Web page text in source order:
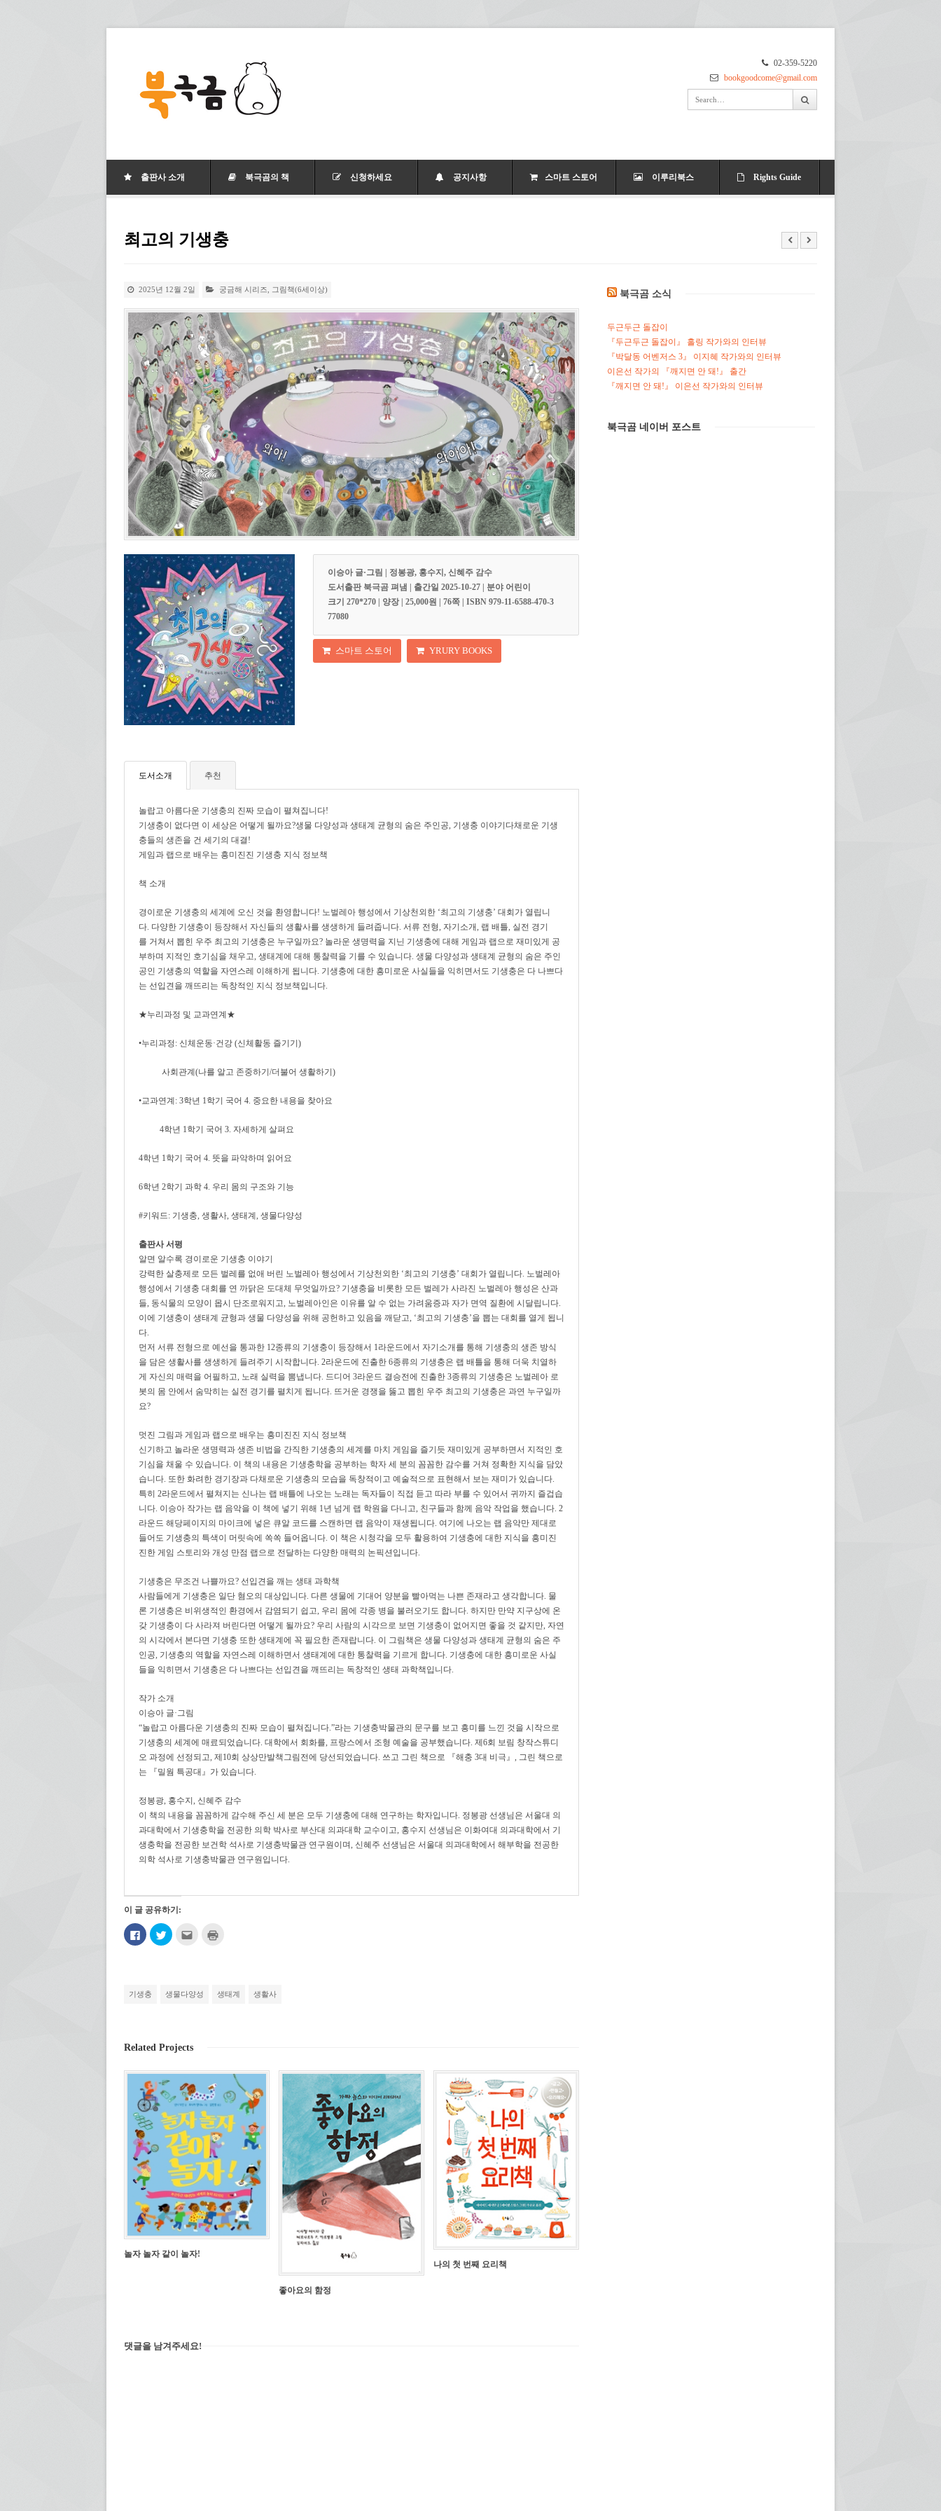
02-359-5220
bookgoodcome@gmail.com
출판사 소개 북극곰의 책 신청하세요 공지사항 스마트 스토어 이루리북스 Rights Guide
최고의 기생충
2025년 12월 2일 궁금해 시리즈 그림책(6세이상)
이승아 글·그림 | 정봉광, 홍수지, 신혜주 감수
도서출판 북극곰 펴냄 | 출간일 2025-10-27 | 분야 어린이
크기 270*270 | 양장 | 25,000원 | 76쪽 | ISBN 979-11-6588-470-3
77080
스마트 스토어 YRURY BOOKS
도서소개 추천
놀랍고 아름다운 기생충의 진짜 모습이 펼쳐집니다!
기생충이 없다면 이 세상은 어떻게 될까요?생물 다양성과 생태계 균형의 숨은 주인공, 기생충 이야기다채로운 기생
충들의 생존을 건 세기의 대결!
게임과 랩으로 배우는 흥미진진 기생충 지식 정보책
책 소개
경이로운 기생충의 세계에 오신 것을 환영합니다! 노벌레아 행성에서 기상천외한 ‘최고의 기생충’ 대회가 열 립니
다. 다양한 기생충이 등장해서 자신들의 생활사를 생생하게 들려줍니다. 서류 전형, 자기소개, 랩 배틀, 실전 경기
를 거쳐서 뽑힌 우주 최고의 기생충은 누구일까요? 놀라운 생명력을 지닌 기생충에 대해 게임과 랩으로 재미있게 공
부하며 지적인 호기심 을 채우고, 생태계에 대해 통찰력을 기 를 수 있습니다. 생물 다양성과 생태계 균형의 숨은 주인
공인 기생충의 역할을 자연스레 이해하게 됩니다. 기생충에 대한 흥미로운 사실들을 익히면서도 기생충은 다 나쁘다
는 선입견을 깨뜨리는 독창적인 지식 정보책입니다.
★누리과정 및 교과연계★
•누리과정: 신체운동·건강 (신체활동 즐기기)
사회관계(나를 알고 존중하기/더불어 생활하기)
•교과연계: 3학년 1학기 국어 4. 중요한 내용을 찾아요
4학년 1학기 국어 3. 자세하게 살펴요
4학년 1학기 국어 4. 뜻을 파악하며 읽어요
6학년 2학기 과학 4. 우리 몸의 구조와 기능
#키워드: 기생충, 생활사, 생태계, 생물다양성
출판사 서평
알면 알수록 경이로운 기생충 이야기
강력한 살충제로 모든 벌레를 없애 버린 노벌레아 행성에서 기상천외한 ‘최고의 기생충’ 대회가 열립니다. 노벌레아
행성에서 기생충 대회를 연 까닭은 도대체 무엇일까요? 기생충을 비롯한 모든 벌레가 사라진 노벌레아 행성은 산과
들, 동식물의 모양이 몹시 단조로워지고, 노벌레아인은 이유를 알 수 없는 가려움증과 자가 면역 질환에 시달립니다.
이에 기생충이 생태계 균형과 생물 다양성을 위해 공헌하고 있음을 깨닫고, ‘최고의 기생충’을 뽑는 대회를 열게 됩니
다.
먼저 서류 전형으로 예선을 통과한 12종류의 기생충이 등장해서 1라운드에서 자기소개를 통해 기생충의 생존 방식
을 담은 생활사를 생생하게 들려주기 시작합니다. 2라운드에 진출한 6종류의 기생충은 랩 배틀을 통해 더욱 치열하
게 자신의 매력을 어필하고, 노래 실력을 뽐냅니다. 드디어 3라운드 결승전에 진출한 3종류의 기생충은 노벌레아 로
봇의 몸 안에서 숨막히는 실전 경기를 펼치게 됩니다. 뜨거운 경쟁을 뚫고 뽑힌 우주 최고의 기생충은 과연 누구일까
요?
멋진 그림과 게임과 랩으로 배우는 흥미진진 지식 정보책
신기하고 놀라운 생명력과 생존 비법을 간직한 기생충의 세계를 마치 게임을 즐기듯 재미있게 공부하면서 지적인 호
기심을 채울 수 있습니다. 이 책의 내용은 기생충학을 공부하는 학자 세 분의 꼼꼼한 감수를 거쳐 정확한 지식을 담았
습니다. 또한 화려한 경기장과 다채로운 기생충의 모습을 독창적이고 예술적으로 표현해서 보는 재미가 있습니다.
특히 2라운드에서 펼쳐지는 신나는 랩 배틀에 나오는 노래는 독자들이 직접 듣고 따라 부를 수 있어서 귀까지 즐겁습
니다. 이승아 작가는 랩 음악을 이 책에 넣기 위해 1년 넘게 랩 학원을 다니고, 친구들과 함께 음악 작업을 했습니다. 2
라운드 해당페이지의 마이크에 넣은 큐알 코드를 스캔하면 랩 음악이 재생됩니다. 여기에 나오는 랩 음악만 제대로
들어도 기생충의 특색이 머릿속에 쏙쏙 들어옵니다. 이 책은 시청각을 모두 활용하여 기생충에 대한 지식을 흥미진
진한 게임 스토리와 개성 만점 랩으로 전달하는 다양한 매력의 논픽션입니다.
기생충은 무조건 나쁠까요? 선입견을 깨는 생태 과학책
사람들에게 기생충은 일단 혐오의 대상입니다. 다른 생물에 기대어 양분을 빨아먹는 나쁜 존재라고 생각합니다. 물
론 기생충은 비위생적인 환경에서 감염되기 쉽고, 우리 몸에 각종 병을 불러오기도 합니다. 하지만 만약 지구상에 온
갖 기생충이 다 사라져 버린다면 어떻게 될까요? 우리 사람의 시각으로 보면 기생충이 없어지면 좋을 것 같지만, 자연
의 시각에서 본다면 기생충 또한 생태계에 꼭 필요한 존재랍니다. 이 그림책은 생물 다양성과 생태계 균형의 숨은 주
인공, 기생충의 역할을 자연스레 이해하면서 생태계에 대한 통찰력을 기르게 합니다. 기생충에 대한 흥미로운 사실
들을 익히면서 기생충은 다 나쁘다는 선입견을 깨뜨리는 독창적인 생태 과학책입니다.
작가 소개
이승아 글·그림
“놀랍고 아름다운 기생충의 진짜 모습이 펼쳐집니다.”라는 기생충박물관의 문구를 보고 흥미를 느낀 것을 시작으로
기생충의 세계에 매료되었습니다. 대학에서 회화를, 프랑스에서 조형 예술을 공부했습니다. 제6회 보림 창작스튜디
오 과정에 선정되고, 제10회 상상만발책그림전에 당선되었습니다. 쓰고 그린 책으로 『해충 3대 비극』, 그린 책으로
는 『밀웜 특공대』가 있습니다.
정봉광, 홍수지, 신혜주 감수
이 책의 내용을 꼼꼼하게 감수해 주신 세 분은 모두 기생충에 대해 연구하는 학자입니다. 정봉광 선생님은 서울대 의
과대학에서 기생충학을 전공한 의학 박사로 부산대 의과대학 교수이고, 홍수지 선생님은 이화여대 의과대학에서 기
생충학을 전공한 보건학 석사로 기생충박물관 연구원이며, 신혜주 선생님은 서울대 의과대학에서 해부학을 전공한
의학 석사로 기생충박물관 연구원입니다.
이 글 공유하기:
페
이
하
려
요.
에
서
열
림)
트
위
기
(새
림)
편
으
열
림)
서
열
기생충 생물다양성 생태계 생활사
Related Projects
놀자 놀자 같이 놀자!
좋아요의 함정
나의 첫 번째 요리책
댓글을 남겨주세요!
북극곰 소식
두근두근 돌잡이
『두근두근 돌잡이』 홀링 작가와의 인터뷰
『박달동 어벤저스 3』 이지혜 작가와의 인터뷰
이은선 작가의 『깨지면 안 돼!』 출간
『깨지면 안 돼!』 이은선 작가와의 인터뷰
북극곰 네이버 포스트